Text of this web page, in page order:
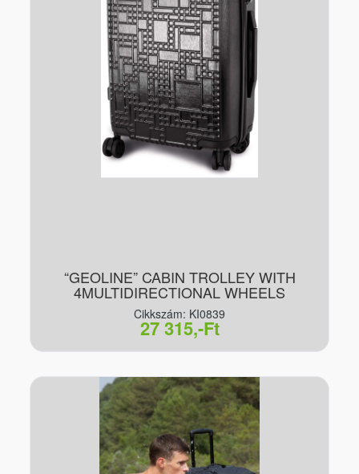
“GEOLINE” CABIN TROLLEY WITH
4MULTIDIRECTIONAL WHEELS
Cikkszám: KI0839
27 315,-Ft